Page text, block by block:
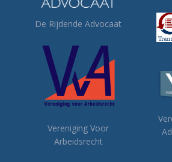
De Rijdende Advocaat
Vereniging Voor
Arbeidsrecht